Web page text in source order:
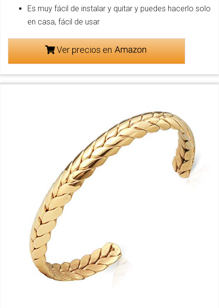
Es muy fácil de instalar y quitar y puedes hacerlo solo
en casa, fácil de usar
Ver precios en